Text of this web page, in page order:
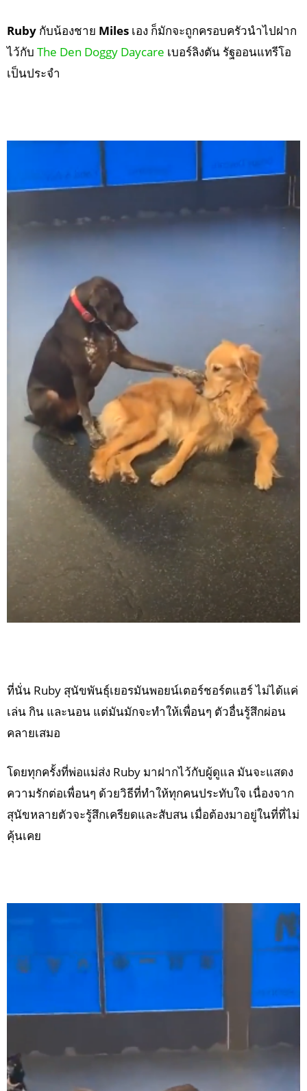
Ruby กับน้องชาย Miles เอง ก็มักจะถูกครอบครัวนำไปฝาก
ไว้กับ The Den Doggy Daycare เบอร์ลิงตัน รัฐออนแทรีโอ
เป็นประจำ
ที่นั่น Ruby สุนัขพันธุ์เยอรมันพอยน์เตอร์ชอร์ตแฮร์ ไม่ได้แค่
เล่น กิน และนอน แต่มันมักจะทำให้เพื่อนๆ ตัวอื่นรู้สึกผ่อน
คลายเสมอ
โดยทุกครั้งที่พ่อแม่ส่ง Ruby มาฝากไว้กับผู้ดูแล มันจะแสดง
ความรักต่อเพื่อนๆ ด้วยวิธีที่ทำให้ทุกคนประทับใจ เนื่องจาก
สุนัขหลายตัวจะรู้สึกเครียดและสับสน เมื่อต้องมาอยู่ในที่ที่ไม่
คุ้นเคย